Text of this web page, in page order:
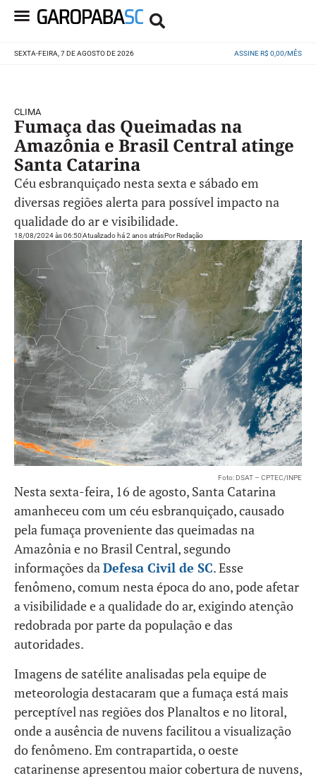
SEXTA-FEIRA, 7 DE AGOSTO DE 2026 ASSINE R$ 0,00/MÊS
CLIMA
Fumaça das Queimadas na
Amazônia e Brasil Central atinge
Santa Catarina
Céu esbranquiçado nesta sexta e sábado em
diversas regiões alerta para possível impacto na
qualidade do ar e visibilidade.
18/08/2024 às 06:50Atualizado há 2 anos atrásPorRedação
Foto: DSAT – CPTEC/INPE
Nesta sexta-feira, 16 de agosto, Santa Catarina
amanheceu com um céu esbranquiçado, causado
pela fumaça proveniente das queimadas na
Amazônia e no Brasil Central, segundo
informações daDefesa Civil de SC. Esse
fenômeno, comum nesta época do ano, pode afetar
a visibilidade e a qualidade do ar, exigindo atenção
redobrada por parte da população e das
autoridades.
Imagens de satélite analisadas pela equipe de
meteorologia destacaram que a fumaça está mais
perceptível nas regiões dos Planaltos e no litoral,
onde a ausência de nuvens facilitou a visualização
do fenômeno. Em contrapartida, o oeste
catarinense apresentou maior cobertura de nuvens,